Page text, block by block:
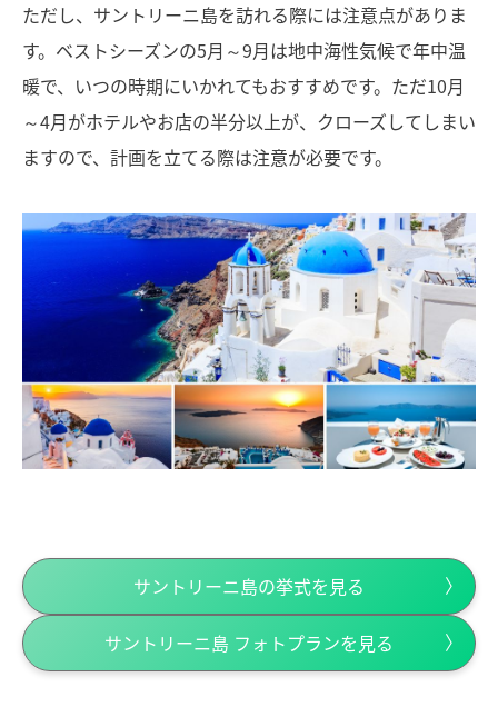
ただし、サントリーニ島を訪れる際には注意点がありま
す。ベストシーズンの5月～9月は地中海性気候で年中温
暖で、いつの時期にいかれてもおすすめです。ただ10月
～4月がホテルやお店の半分以上が、クローズしてしまい
ますので、計画を立てる際は注意が必要です。
サントリーニ島の挙式を見る
サントリーニ島 フォトプランを見る